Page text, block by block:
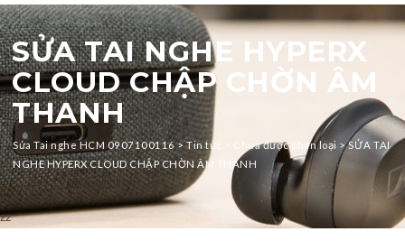
SỬA TAI NGHE HYPERX
CLOUD CHẬP CHỜN ÂM
THANH
Sửa Tai nghe HCM 0907100116>Tin tức Chưa được phân loại >SỬA TAI
NGHE HYPERX CLOUD CHẬP CHỜN ÂM THANH
zz